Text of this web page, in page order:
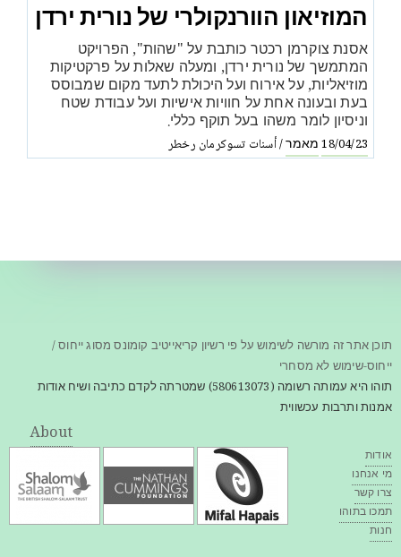
המוזיאון הוורנקולרי של נורית ירדן
אסנת צוקרמן רכטר כותבת על "שהות", הפרויקט
המתמשך של נורית ירדן, ומעלה שאלות על פרקטיקות
מוזיאליות, על אירוח ועל היכולת לתעד מקום שמבוסס
בעת ובעונה אחת על חוויות אישיות ועל עבודת שטח
וניסיון לומר משהו בעל תוקף כללי.
18/04/23מאמר/أسنات تسوكرمان رخطر
תוכן אתר זה מורשה לשימוש על פי רשיון קריאייטיב קומונס מסוג ייחוס /
ייחוס-שימוש לא מסחרי
תוהו היא עמותה רשומה (580613073) שמטרתה לקדם כתיבה ושיח אודות
אמנות ותרבות עכשווית
About
אודות
מי אנחנו
צרו קשר
תמכו בתוהו
חנות